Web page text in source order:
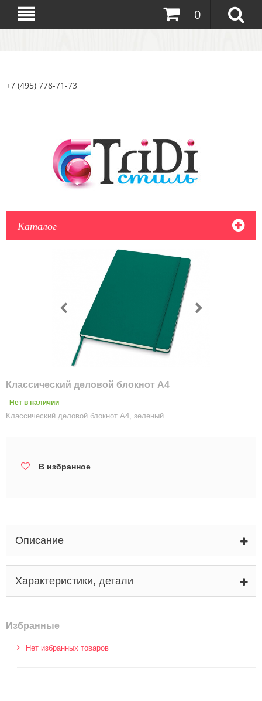
0
+7 (495) 778-71-73
Каталог
Классический деловой блокнот А4
Нет в наличии
Классический деловой блокнот А4, зеленый
В избранное
Описание
Характеристики, детали
Избранные
Нет избранных товаров